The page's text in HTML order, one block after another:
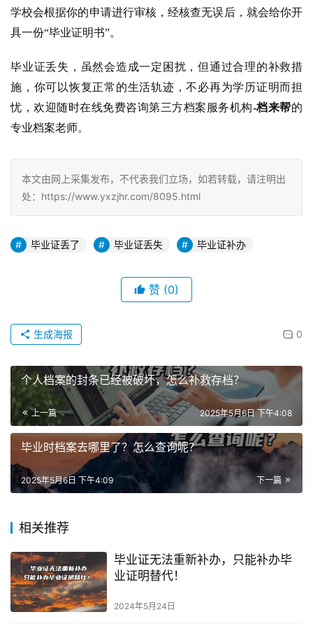
学校会根据你的申请进行审核，经核查无误后，就会给你开
具一份“毕业证明书”。
毕业证丢失，虽然会造成一定困扰，但通过合理的补救措
施，你可以恢复正常的生活轨迹，不必再为学历证明而担
忧，欢迎随时在线免费咨询第三方档案服务机构-档来帮的
专业档案老师。
本文由网上采集发布，不代表我们立场，如若转载，请注明出
处：https://www.yxzjhr.com/8095.html
毕业证丢了 毕业证丢失 毕业证补办
赞 (0)
0
生成海报
个人档案的封条已经被破坏，怎么补救存档？
上一篇 2025年5月6日 下午4:08
毕业时档案去哪里了？怎么查询呢？
下一篇
2025年5月6日 下午4:09
相关推荐
毕业证无法重新补办，只能补办毕
业证明替代！
2024年5月24日